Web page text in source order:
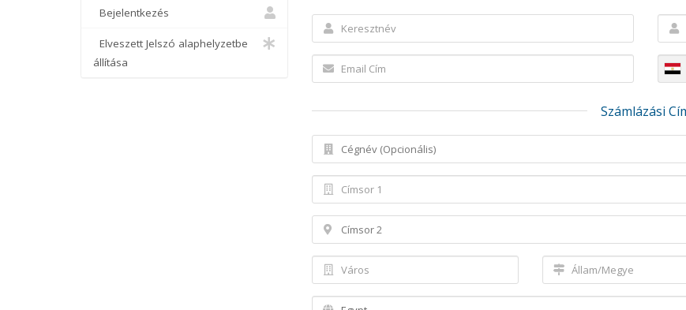
Bejelentkezés
Elveszett Jelszó alaphelyzetbe
állítása
Számlázási